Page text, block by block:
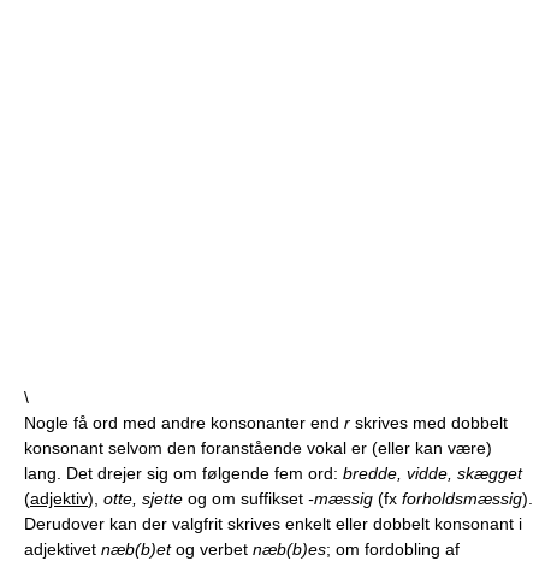
\
Nogle få ord med andre konsonanter end r skrives med dobbelt
konsonant selvom den foranstående vokal er (eller kan være)
lang. Det drejer sig om følgende fem ord: bredde, vidde, skægget
(adjektiv), otte, sjette og om suffikset -mæssig (fx forholdsmæssig).
Derudover kan der valgfrit skrives enkelt eller dobbelt konsonant i
adjektivet næb(b)etog verbet næb(b)es; om fordobling af